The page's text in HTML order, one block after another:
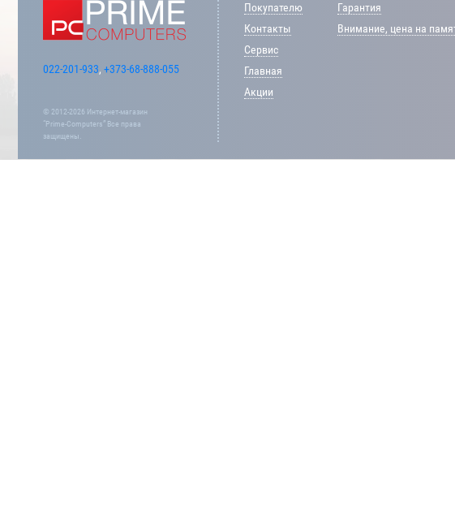
022-201-933, +373-68-888-055
© 2012-2026 Интернет-магазин
“Prime-Computers” Все права
защищены.
Покупателю
Контакты
Сервис
Главная
Акции
Гарантия
Внимание, цена на